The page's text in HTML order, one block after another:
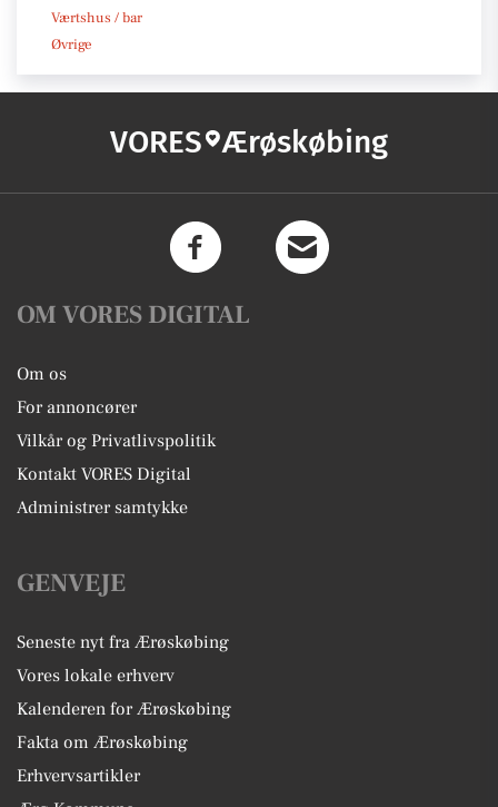
Værtshus / bar
Øvrige
VORES Ærøskøbing
OM VORES DIGITAL
Om os
For annoncører
Vilkår og Privatlivspolitik
Kontakt VORES Digital
Administrer samtykke
GENVEJE
Seneste nyt fra Ærøskøbing
Vores lokale erhverv
Kalenderen for Ærøskøbing
Fakta om Ærøskøbing
Erhvervsartikler